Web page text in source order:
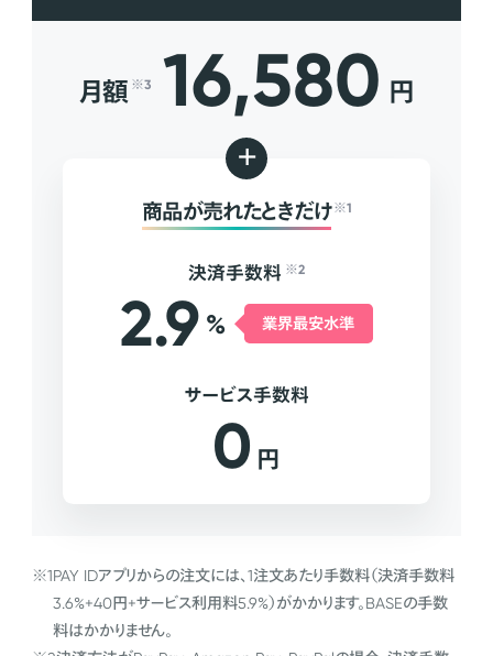
月額 ※3 16,580 円
+
商品が売れたときだけ ※1
決済手数料 ※2
2.9 % 業界最安水準
サービス手数料
0 円
※1PAY IDアプリからの注文には、1注文あたり手数料（決済手数料
3.6%+40円+サービス利用料5.9%）がかかります。BASEの手数
料はかかりません。